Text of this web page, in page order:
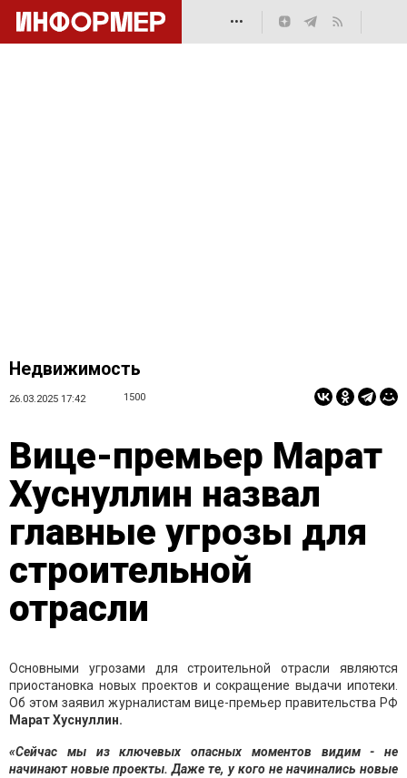
•••
Недвижимость
26.03.2025 17:42 1500
Вице-премьер Марат
Хуснуллин назвал
главные угрозы для
строительной
отрасли
Основными угрозами для строительной отрасли являются
приостановка новых проектов и сокращение выдачи ипотеки.
Об этом заявил журналистам вице-премьер правительства РФ
Марат Хуснуллин.
«Сейчас мы из ключевых опасных моментов видим - не
начинают новые проекты. Даже те, у кого не начинались новые